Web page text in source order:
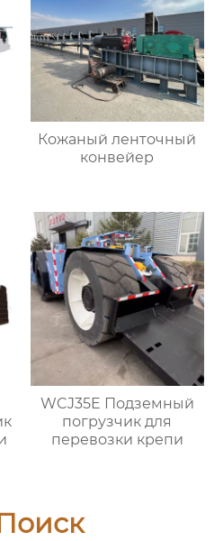
Кожаный ленточный
конвейер
WCJ35E Подземный
погрузчик для
перевозки крепи